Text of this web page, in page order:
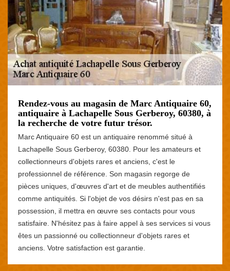
Rendez-vous au magasin de Marc Antiquaire 60,
antiquaire à Lachapelle Sous Gerberoy, 60380, à
la recherche de votre futur trésor.
Marc Antiquaire 60 est un antiquaire renommé situé à
Lachapelle Sous Gerberoy, 60380. Pour les amateurs et
collectionneurs d'objets rares et anciens, c'est le
professionnel de référence. Son magasin regorge de
pièces uniques, d'œuvres d'art et de meubles authentifiés
comme antiquités. Si l'objet de vos désirs n'est pas en sa
possession, il mettra en œuvre ses contacts pour vous
satisfaire. N'hésitez pas à faire appel à ses services si vous
êtes un passionné ou collectionneur d'objets rares et
anciens. Votre satisfaction est garantie.